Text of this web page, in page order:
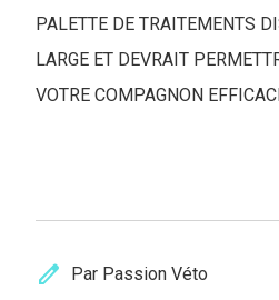
PALETTE DE TRAITEMENTS
LARGE ET DEVRAIT
VOTRE COMPAGNON
edit Par Passion Véto